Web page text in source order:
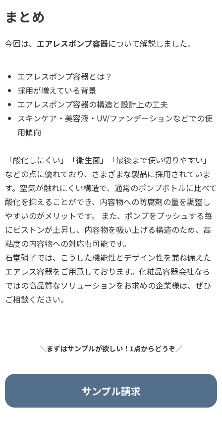
まとめ
今回は、 エアレスポンプ容器について解説しました。
エアレスポンプ容器とは？
採用が増えている背景
エアレスポンプ容器の構造と設計上の工夫
スキンケア・美容液・UV/ファンデーションなどでの使
用傾向
「酸化しにくい」「衛生面」「最後まで使い切りやすい」
などの点に優れており、さまざまな製品に採用されていま
す。空気が触れにくい構造で、通常のポンプボトルに比べて
酸化を抑えることができ、内容物への防腐剤の量を調整し
やすいのがメリットです。 また、ポンプをプッシュする毎
にピストンが上昇し、内容物を吸い上げる構造のため、高
粘度の内容物への対応も可能です。
石堂硝子では、こうした機能性とデザイン性を兼ね備えた
エアレス容器をご用意しております。化粧品容器会社なら
ではの高品質なソリューションをお求めの企業様は、ぜひ
ご相談ください。
＼まずはサンプルが欲しい！1点からどうぞ／
サンプル請求